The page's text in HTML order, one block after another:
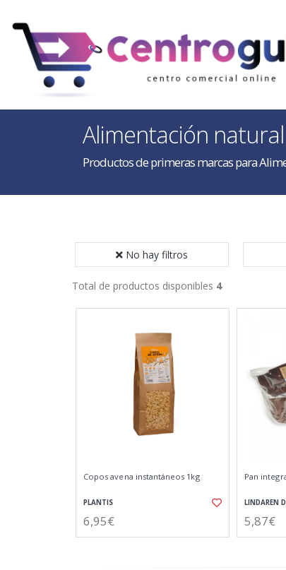
Alimentación natural
Productos de primeras marcas para
No hay filtros
Total de productos disponibles 4
Copos avena instantáneos 1kg
PLANTIS
6,95€
Pan
LINDAREN
5,87€